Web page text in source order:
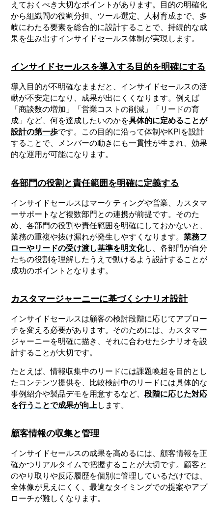
えておくべき大切なポイントがあります。目的の明確化
から組織間の役割分担、ツール選定、人材育成まで、多
岐にわたる要素を総合的に設計することで、持続的な成
果を生み出すインサイドセールス体制が実現します。
インサイドセールスを導入する目的を明確にする
導入目的が不明確なままだと、インサイドセールスの活
動が不安定になり、成果が出にくくなります。例えば
「商談数の増加」「営業コストの削減」「リードの育
成」など、何を達成したいのかを具体的に定めることが
設計の第一歩です。この目的に沿って体制やKPIを設計
することで、メンバーの動きにも一貫性が生まれ、効果
的な運用が可能になります。
各部門の役割と責任範囲を明確に定義する
インサイドセールスはマーケティングや営業、カスタマ
ーサポートなど複数部門との連携が前提です。そのた
め、各部門の役割や責任範囲を明確にしておかないと、
業務の重複や抜け漏れが発生しやすくなります。業務フ
ローやリードの受け渡し基準を明文化し、各部門が自分
たちの役割を理解したうえで動けるよう設計することが
成功のポイントとなります。
カスタマージャーニーに基づくシナリオ設計
インサイドセールスは顧客の検討段階に応じてアプロー
チを変える必要があります。そのためには、カスタマー
ジャーニーを明確に描き、それに合わせたシナリオを設
計することが大切です。
たとえば、情報収集中のリードには課題喚起を目的とし
たコンテンツ提供を、比較検討中のリードには具体的な
事例紹介や製品デモを用意するなど、段階に応じた対応
を行うことで成果が向上 します。
顧客情報の収集と管理
インサイドセールスの成果を高めるには、顧客情報を正
確かつリアルタイムで把握することが大切です。顧客と
のやり取りや反応履歴を個別に管理しているだけでは、
全体像が見えにくく、最適なタイミングでの提案やアプ
ローチが難しくなります。